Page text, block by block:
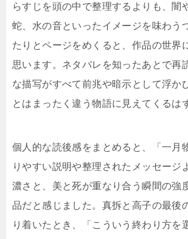
らすじを頭の中で整理するよりも、闇
蛇、水の音といったイメージを味わう
たりとページをめくると、作品の世界
思います。ネタバレを知ったあとで再
な描写がすべて前兆や暗示として浮か
とはまったく違う物語に見えてくるは
個人的な読後感をまとめると、「一月
りやすい説明や整理されたメッセージ
濃さと、美と死が重なり合う瞬間の強
品だと感じました。真拆と高子の最後
り着いたとき、「こういう終わり方を